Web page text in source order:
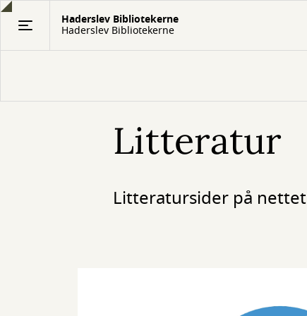
Gå
Haderslev Bibliotekerne
Haderslev Bibliotekerne
Litteratur
Litteratursider på nettet